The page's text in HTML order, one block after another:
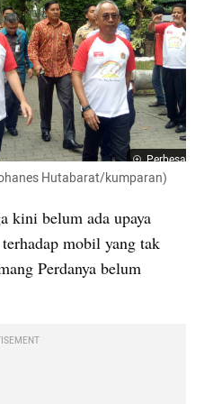
Perbesar
Hutabarat/kumparan)
kini belum ada upaya
mobil yang tak
Perdanya belum